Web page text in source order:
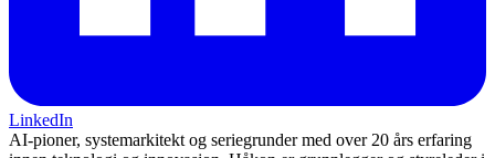
LinkedIn
AI-pioner, systemarkitekt og seriegrunder med over 20 års erfaring